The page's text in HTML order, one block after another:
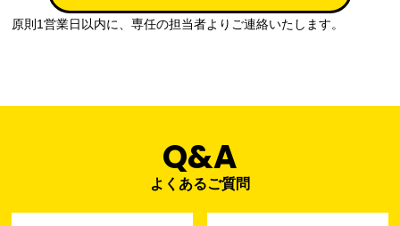
電子メール：info@rub-lab.com
正当な事業遂行の範囲内で利用いたします。
個人情報の利用目的
当社通信販売における受発注業務のため
原則1営業日以内に、専任の担当者よりご連絡いたします。
Q&A
よくあるご質問